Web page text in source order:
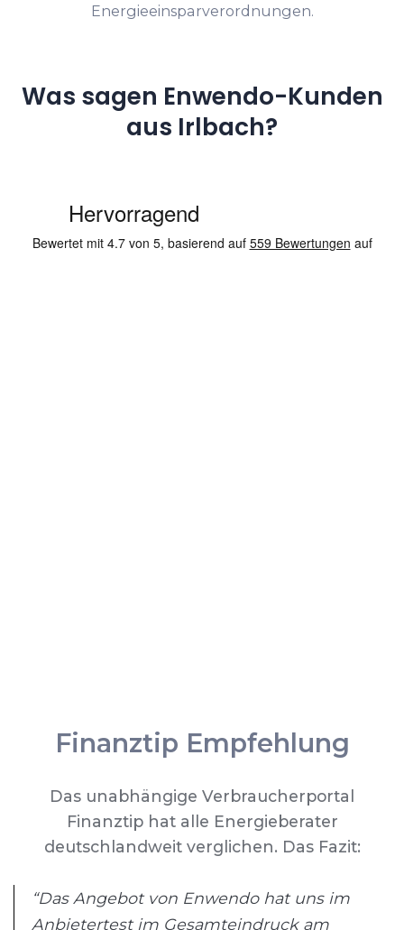
Energieeinsparverordnungen.
Was sagen Enwendo-Kunden
aus Irlbach?
Finanztip Empfehlung
Das unabhängige Verbraucherportal
Finanztip hat alle Energieberater
deutschlandweit verglichen. Das Fazit:
“Das Angebot von Enwendo hat uns im
Anbietertest im Gesamteindruck am